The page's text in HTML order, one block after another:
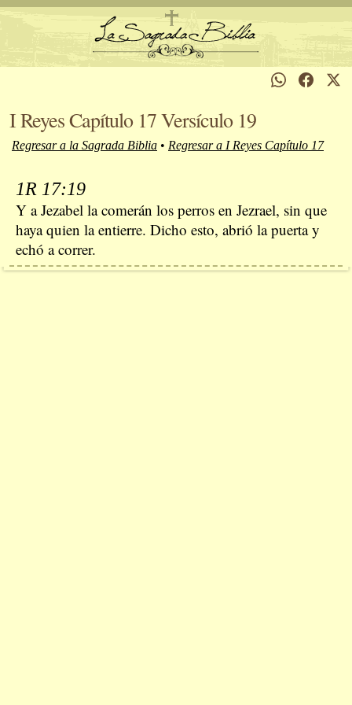
I Reyes Capítulo 17 Versículo 19
Regresar a la Sagrada Biblia • Regresar a I Reyes Capítulo 17
1R 17:19
Y a Jezabel la comerán los perros en Jezrael, sin que
haya quien la entierre. Dicho esto, abrió la puerta y
echó a correr.